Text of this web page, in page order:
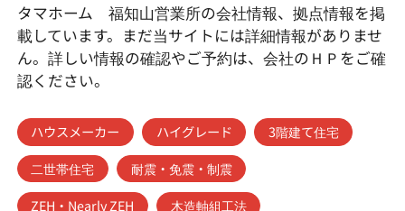
タマホーム 福知山営業所の会社情報、拠点情報を掲
載しています。まだ当サイトには詳細情報がありませ
ん。詳しい情報の確認やご予約は、会社のＨＰをご確
認ください。
ハウスメーカー ハイグレード
3階建て住宅
二世帯住宅
耐震・免震・制震
ZEH・Nearly ZEH
木造軸組工法